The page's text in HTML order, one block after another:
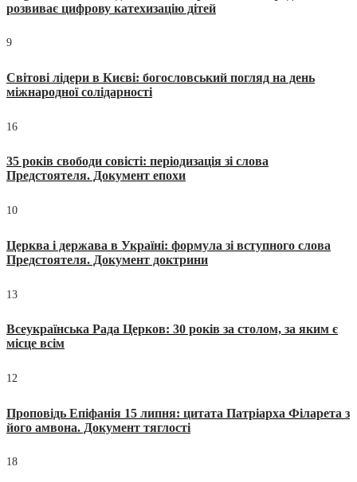
розвиває цифрову катехизацію дітей
9
Світові лідери в Києві: богословський погляд на день
міжнародної солідарності
16
35 років свободи совісті: періодизація зі слова
Предстоятеля. Документ епохи
10
Церква і держава в Україні: формула зі вступного слова
Предстоятеля. Документ доктрини
13
Всеукраїнська Рада Церков: 30 років за столом, за яким є
місце всім
12
Проповідь Епіфанія 15 липня: цитата Патріарха Філарета з
його амвона. Документ тяглості
18